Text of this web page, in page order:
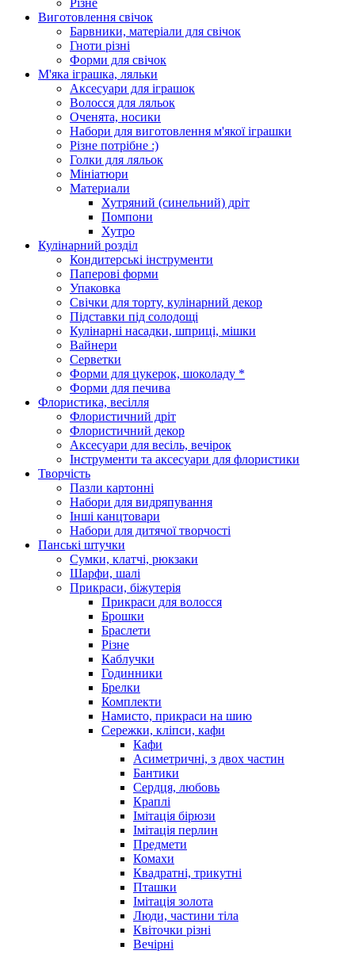
Виготовлення свічок
Барвники, матеріали для свічок
Гноти різні
Форми для свічок
М'яка іграшка, ляльки
Аксесуари для іграшок
Волосся для ляльок
Оченята, носики
Набори для виготовлення м'якої іграшки
Різне потрібне :)
Голки для ляльок
Мініатюри
Материали
Хутряний (синельний) дріт
Помпони
Хутро
Кулінарний розділ
Кондитерські інструменти
Паперові форми
Упаковка
Свічки для торту, кулінарний декор
Підставки під солодощі
Кулінарні насадки, шприці, мішки
Вайнери
Серветки
Форми для цукерок, шоколаду *
Форми для печива
Флористика, весілля
Флористичний дріт
Флористичний декор
Аксесуари для весіль, вечірок
Інструменти та аксесуари для флористики
Творчість
Пазли картонні
Набори для видряпування
Інші канцтовари
Набори для дитячої творчості
Панські штучки
Сумки, клатчі, рюкзаки
Шарфи, шалі
Прикраси, біжутерія
Прикраси для волосся
Брошки
Браслети
Різне
Каблучки
Годинники
Брелки
Комплекти
Намисто, прикраси на шию
Сережки, кліпси, кафи
Кафи
Асиметричні, з двох частин
Бантики
Сердця, любовь
Краплі
Імітація бірюзи
Імітація перлин
Предмети
Комахи
Квадратні, трикутні
Пташки
Імітація золота
Люди, частини тіла
Квіточки різні
Вечірні